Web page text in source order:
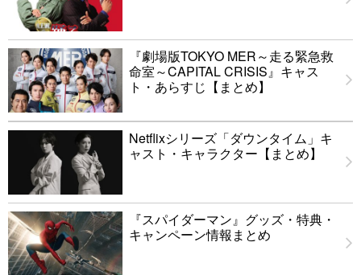
『劇場版TOKYO MER～走る緊急救
命室～CAPITAL CRISIS』キャス
ト・あらすじ【まとめ】
Netflixシリーズ「ダウンタイム」キ
ャスト・キャラクター【まとめ】
『スパイダーマン』グッズ・特典・
キャンペーン情報まとめ